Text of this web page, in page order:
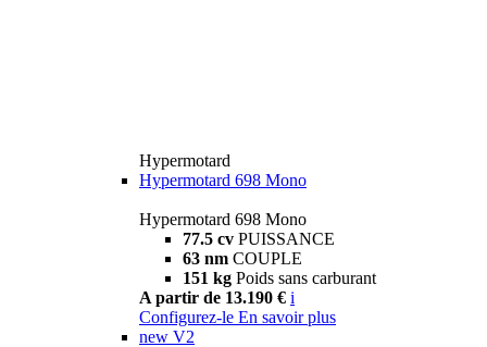
Hypermotard
Hypermotard 698 Mono
Hypermotard 698 Mono
77.5 cv PUISSANCE
63 nm COUPLE
151 kg Poids sans carburant
A partir de 13.190 € i
Configurez-le En savoir plus
new V2